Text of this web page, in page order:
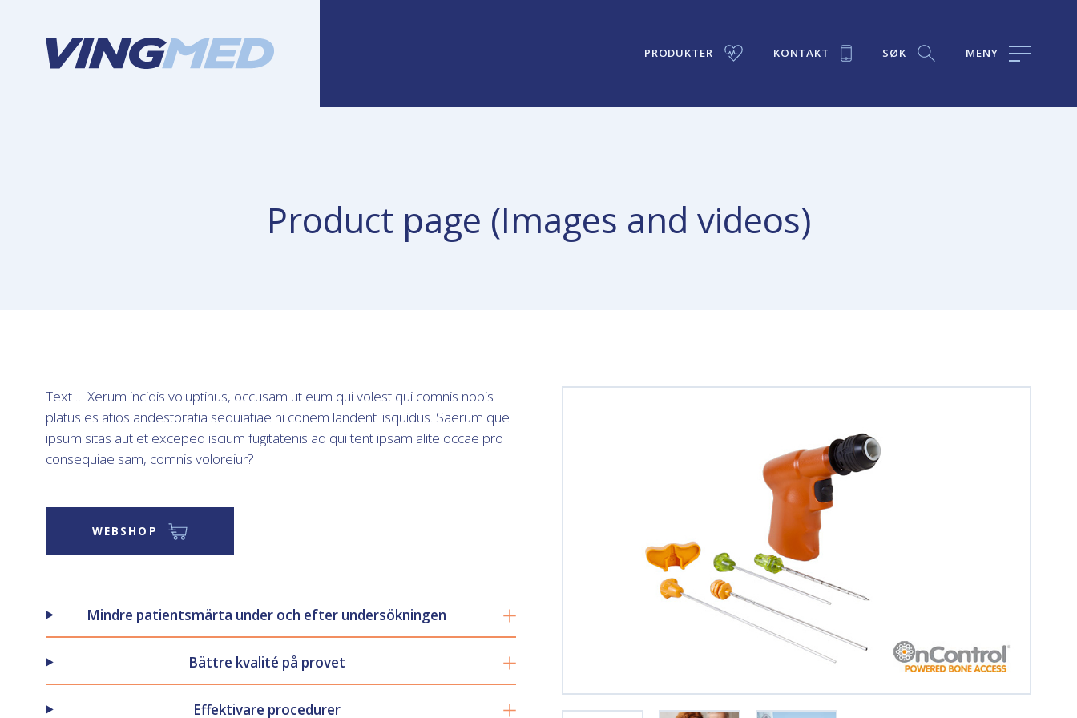
PRODUKTER KONTAKT SØK MENY
Product page (Images and videos)
Text … Xerum incidis voluptinus, occusam ut eum qui volest qui comnis nobis
platus es atios andestoratia sequiatiae ni conem landent iisquidus. Saerum que
ipsum sitas aut et exceped iscium fugitatenis ad qui tent ipsam alite occae pro
consequiae sam, comnis voloreiur?
WEBSHOP
Mindre patientsmärta under och efter undersökningen
Bättre kvalité på provet
Effektivare procedurer